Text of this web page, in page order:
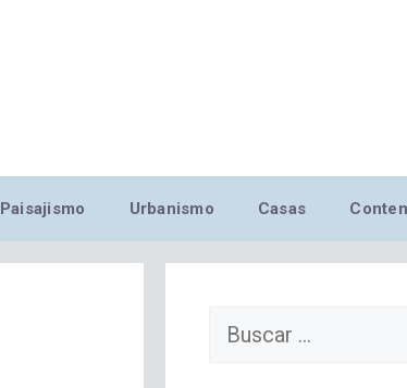
Paisajismo Urbanismo Casas
Buscar: